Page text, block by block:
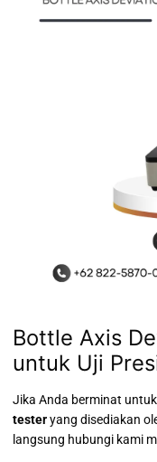
Bottle Axis
untuk Uji
Jika Anda berminat
testeryang disediakan
langsung hubungi kami